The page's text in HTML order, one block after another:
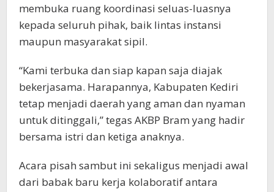
membuka ruang koordinasi seluas-luasnya
kepada seluruh pihak, baik lintas instansi
maupun masyarakat sipil.
“Kami terbuka dan siap kapan saja diajak
bekerjasama. Harapannya, Kabupaten Kediri
tetap menjadi daerah yang aman dan nyaman
untuk ditinggali,” tegas AKBP Bram yang hadir
bersama istri dan ketiga anaknya.
Acara pisah sambut ini sekaligus menjadi awal
dari babak baru kerja kolaboratif antara